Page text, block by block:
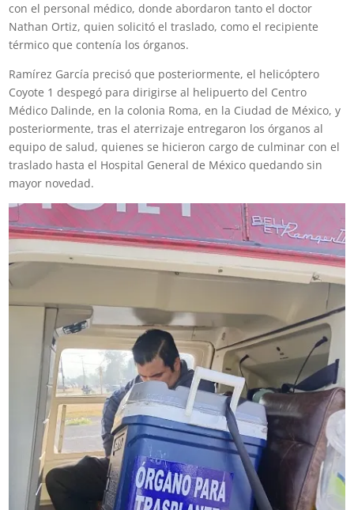
con el personal médico, donde abordaron tanto el doctor
Nathan Ortiz, quien solicitó el traslado, como el recipiente
térmico que contenía los órganos.
Ramírez García precisó que posteriormente, el helicóptero
Coyote 1 despegó para dirigirse al helipuerto del Centro
Médico Dalinde, en la colonia Roma, en la Ciudad de México, y
posteriormente, tras el aterrizaje entregaron los órganos al
equipo de salud, quienes se hicieron cargo de culminar con el
traslado hasta el Hospital General de México quedando sin
mayor novedad.